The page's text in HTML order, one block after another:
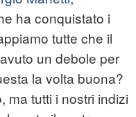
ha conquistato i
tutte che il
un debole per
la volta buona?
ma tutti i nostri indizi